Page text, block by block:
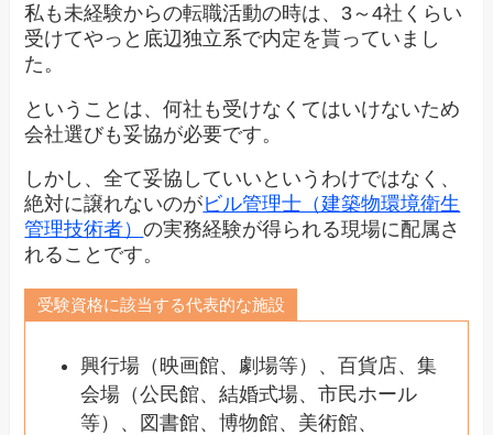
私も未経験からの転職活動の時は、3～4社くらい
受けてやっと底辺独立系で内定を貰っていまし
た。
ということは、何社も受けなくてはいけないため
会社選びも妥協が必要です。
しかし、全て妥協していいというわけではなく、
絶対に譲れないのがビル管理士（建築物環境衛生
管理技術者）の実務経験が得られる現場に配属さ
れることです。
受験資格に該当する代表的な施設
興行場（映画館、劇場等）、百貨店、集
会場（公民館、結婚式場、市民ホール
等）、図書館、博物館、美術館、